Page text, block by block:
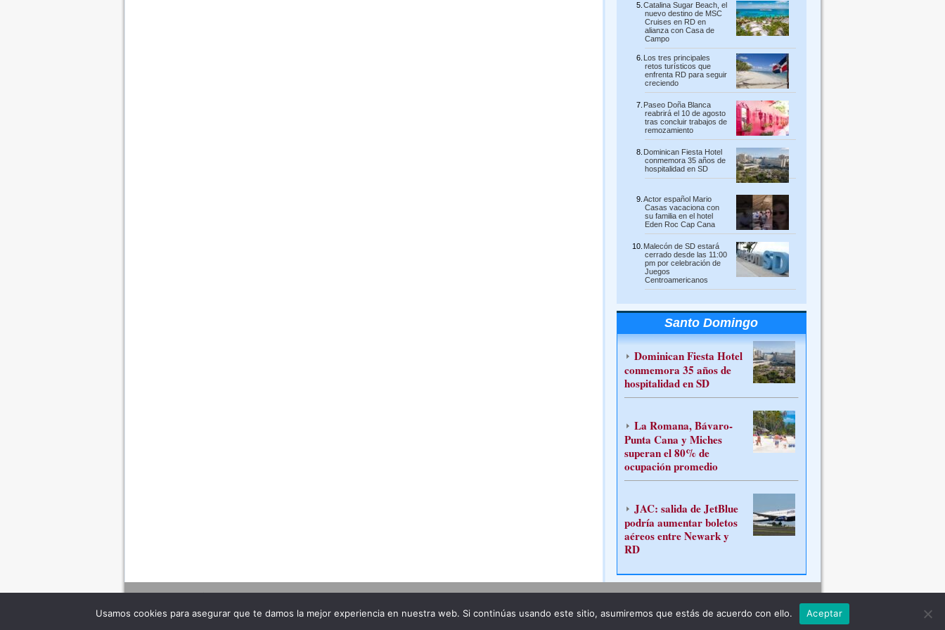
Catalina Sugar Beach, el
nuevo destino de MSC
Cruises en RD en
alianza con Casa de
Campo
Los tres principales
retos turísticos que
enfrenta RD para seguir
creciendo
Paseo Doña Blanca
reabrirá el 10 de agosto
tras concluir trabajos de
remozamiento
Dominican Fiesta Hotel
conmemora 35 años de
hospitalidad en SD
Actor español Mario
Casas vacaciona con
su familia en el hotel
Eden Roc Cap Cana
Malecón de SD estará
cerrado desde las 11:00
pm por celebración de
Juegos
Centroamericanos
Santo Domingo
Dominican Fiesta Hotel
conmemora 35 años de
hospitalidad en SD
La Romana, Bávaro-
Punta Cana y Miches
superan el 80% de
ocupación promedio
JAC: salida de JetBlue
podría aumentar boletos
aéreos entre Newark y
RD
Usamos cookies para asegurar que te damos la mejor experiencia en nuestra web. Si continúas usando este sitio, asumiremos que estás de acuerdo con ello. Aceptar